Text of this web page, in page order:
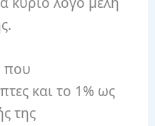
που
και το 1% ως
της